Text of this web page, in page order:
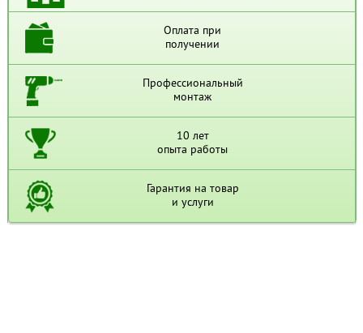
Оплата при
получении
Профессиональный
монтаж
10 лет
опыта работы
Гарантия на товар
и услуги